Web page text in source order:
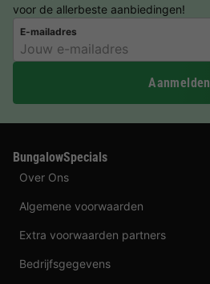
voor de allerbeste aanbiedingen!
E-mailadres
Aanmelden
BungalowSpecials
Over Ons
Algemene voorwaarden
Extra voorwaarden partners
Bedrijfsgegevens